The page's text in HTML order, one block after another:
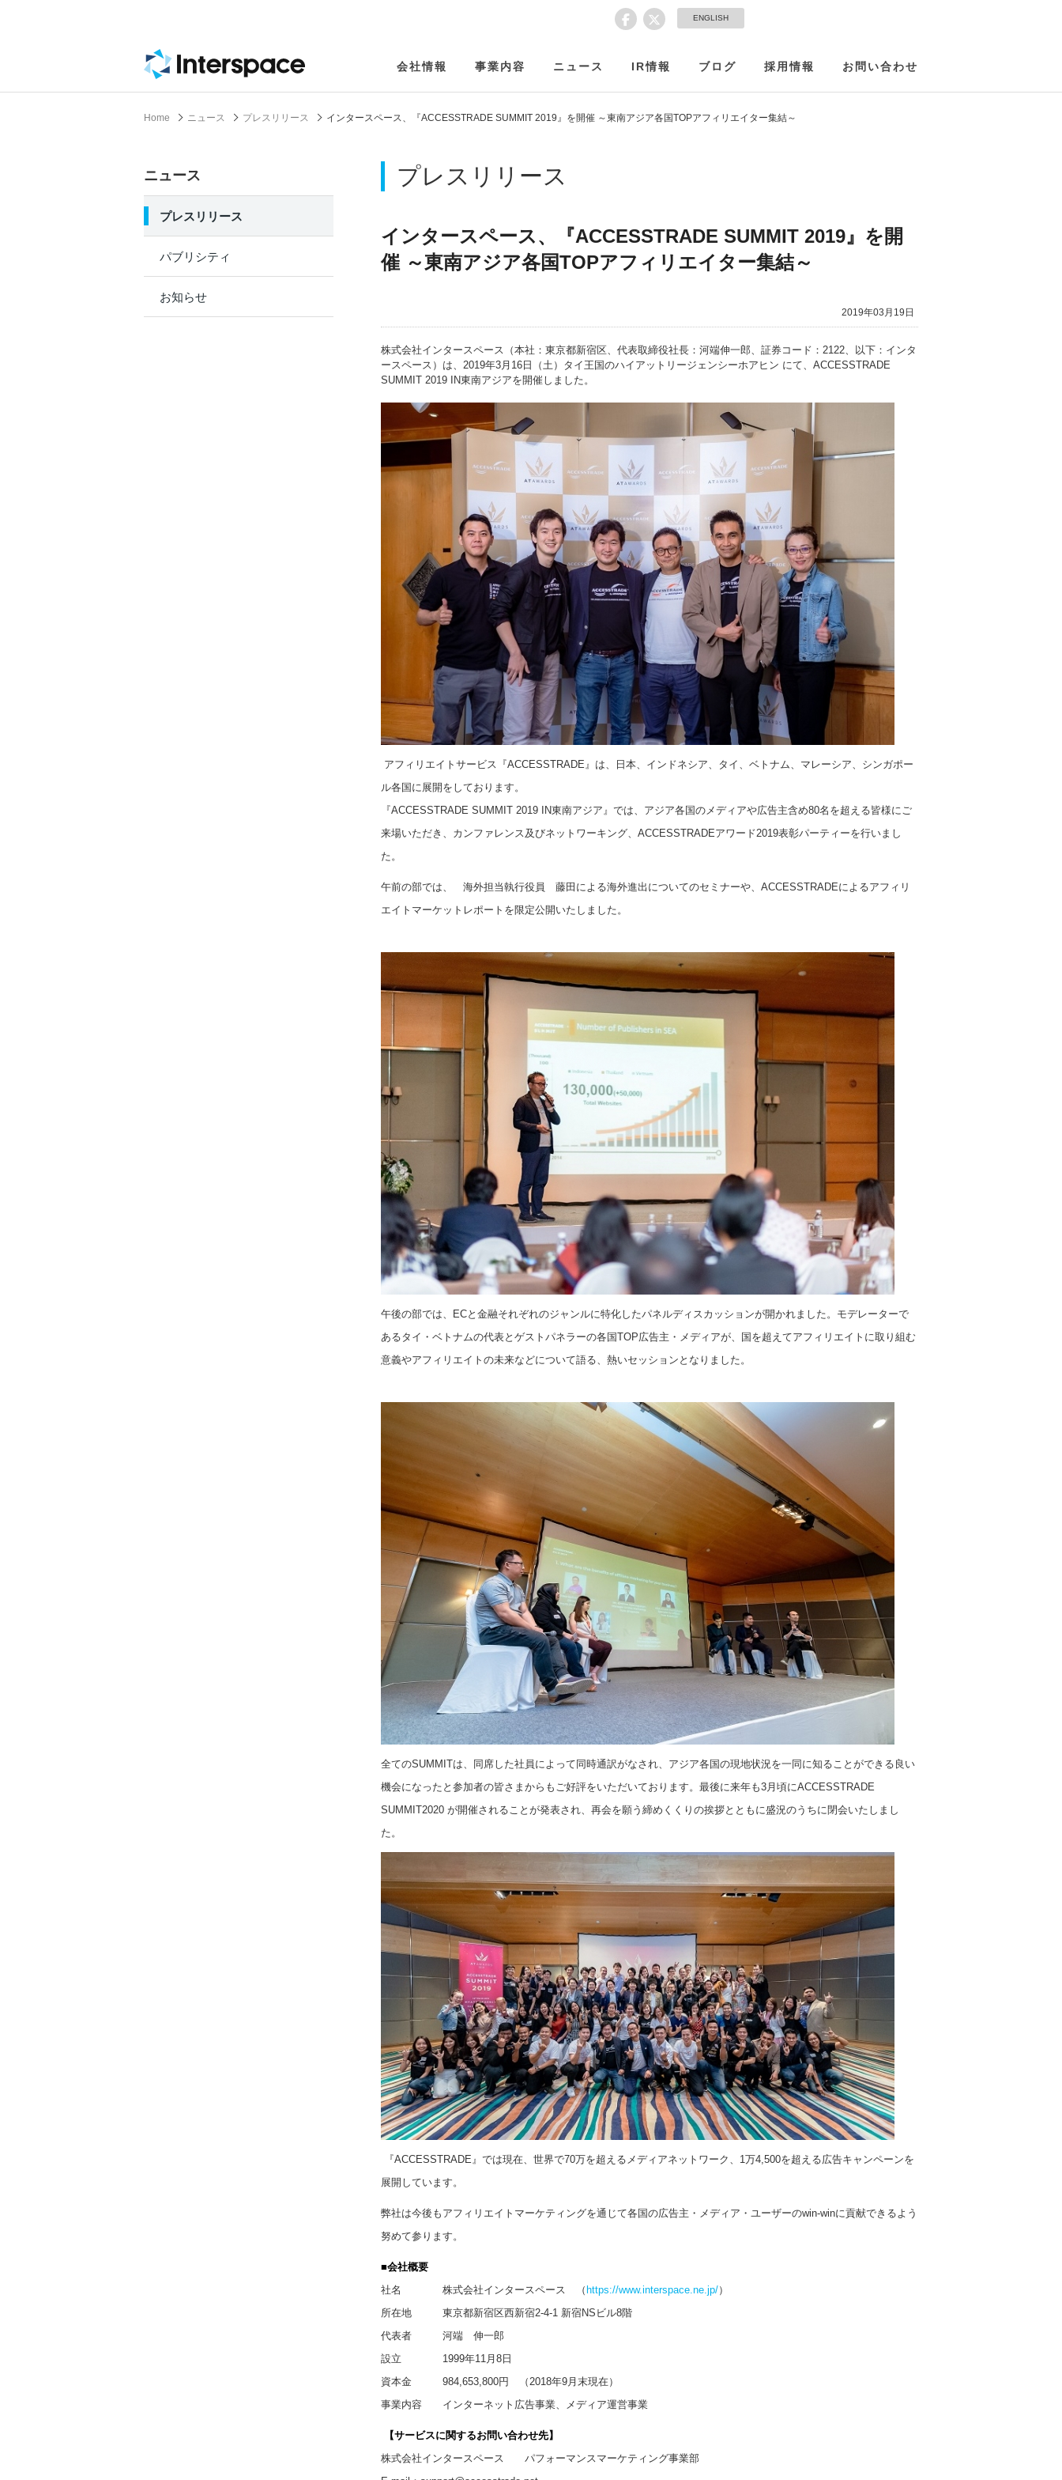
ENGLISH
会社情報 事業内容 ニュース IR情報 ブログ 採用情報 お問い合わせ
Home ニュース プレスリリース インタースペース、『ACCESSTRADE SUMMIT 2019』を開催 ～東南アジア各国TOPアフィリエイター集結～
プレスリリース
インタースペース、『ACCESSTRADE SUMMIT 2019』を開
催 ～東南アジア各国TOPアフィリエイター集結～
2019年03月19日
株式会社インタースペース（本社：東京都新宿区、代表取締役社長：河端伸一郎、証券コード：2122、以下：インタ
ースペース）は、2019年3月16日（土）タイ王国のハイアットリージェンシーホアヒン にて、ACCESSTRADE
SUMMIT 2019 IN東南アジアを開催しました。
アフィリエイトサービス『ACCESSTRADE』は、日本、インドネシア、タイ、ベトナム、マレーシア、シンガポー
ル各国に展開をしております。
『ACCESSTRADE SUMMIT 2019 IN東南アジア』では、アジア各国のメディアや広告主含め80名を超える皆様にご
来場いただき、カンファレンス及びネットワーキング、ACCESSTRADEアワード2019表彰パーティーを行いまし
た。
午前の部では、 海外担当執行役員 藤田による海外進出についてのセミナーや、ACCESSTRADEによるアフィリ
エイトマーケットレポートを限定公開いたしました。
午後の部では、ECと金融それぞれのジャンルに特化したパネルディスカッションが開かれました。モデレーターで
あるタイ・ベトナムの代表とゲストパネラーの各国TOP広告主・メディアが、国を超えてアフィリエイトに取り組む
意義やアフィリエイトの未来などについて語る、熱いセッションとなりました。
全てのSUMMITは、同席した社員によって同時通訳がなされ、アジア各国の現地状況を一同に知ることができる良い
機会になったと参加者の皆さまからもご好評をいただいております。最後に来年も3月頃にACCESSTRADE
SUMMIT2020 が開催されることが発表され、再会を願う締めくくりの挨拶とともに盛況のうちに閉会いたしまし
た。
『ACCESSTRADE』では現在、世界で70万を超えるメディアネットワーク、1万4,500を超える広告キャンペーンを
展開しています。
弊社は今後もアフィリエイトマーケティングを通じて各国の広告主・メディア・ユーザーのwin-winに貢献できるよう
努めて参ります。
■会社概要
社名 株式会社インタースペース （ https://www.interspace.ne.jp/）
所在地 東京都新宿区西新宿2-4-1 新宿NSビル8階
代表者 河端 伸一郎
設立 1999年11月8日
資本金 984,653,800円 （2018年9月末現在）
事業内容 インターネット広告事業、メディア運営事業
【サービスに関するお問い合わせ先】
株式会社インタースペース パフォーマンスマーケティング事業部
ニュース
プレスリリース
パブリシティ
お知らせ